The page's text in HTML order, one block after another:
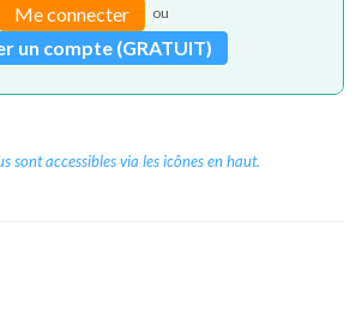
Me connecter ou
un compte (GRATUIT)
sont accessibles via les icônes en haut.